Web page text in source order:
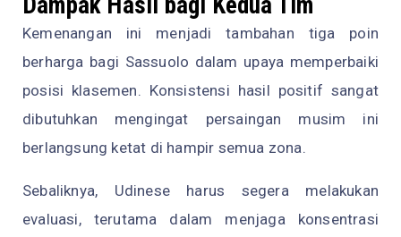
Kemenangan ini menjadi tambahan tiga poin
berharga bagi Sassuolo dalam upaya memperbaiki
posisi klasemen. Konsistensi hasil positif sangat
dibutuhkan mengingat persaingan musim ini
berlangsung ketat di hampir semua zona.
Sebaliknya, Udinese harus segera melakukan
evaluasi, terutama dalam menjaga konsentrasi